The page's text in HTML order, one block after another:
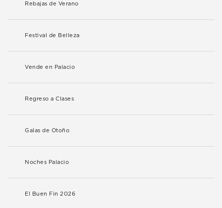
Rebajas de Verano
Festival de Belleza
Vende en Palacio
Regreso a Clases
Galas de Otoño
Noches Palacio
El Buen Fin 2026